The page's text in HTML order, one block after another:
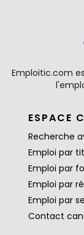
Emploitic.com
ESPACE
Recherche
Emploi par
Emploi par
Emploi par
Emploi par
Contact